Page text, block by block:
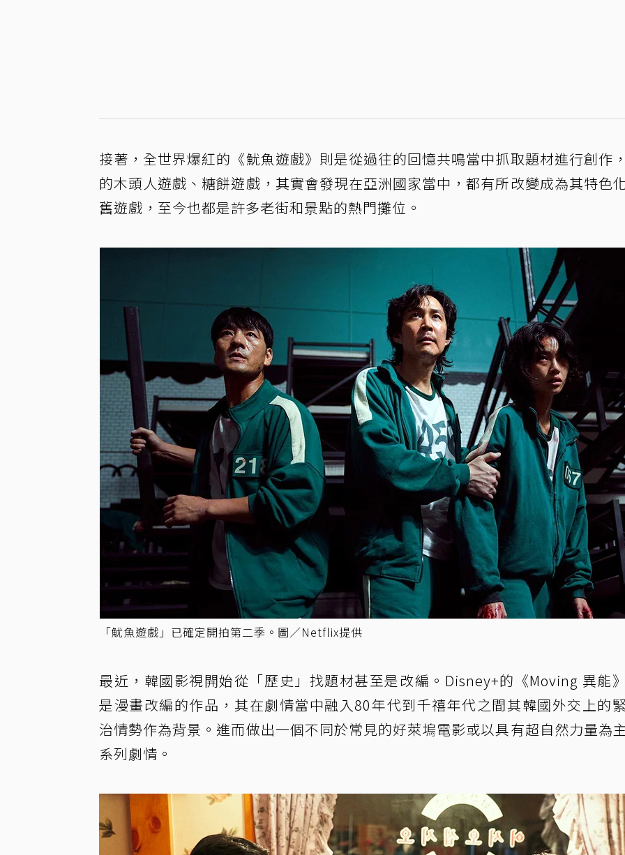
接著，全世界爆紅的《魷魚遊戲》則是從過往的回憶共鳴當中抓取題材進行創作
的木頭人遊戲、糖餅遊戲，其實會發現在亞洲國家當中，都有所改變成為其特色
舊遊戲，至今也都是許多老街和景點的熱門攤位。
「魷魚遊戲」已確定開拍第二季。圖／Netflix提供
最近，韓國影視開始從「歷史」找題材甚至是改編。Disney+的《Moving 異能
是漫畫改編的作品，其在劇情當中融入80年代到千禧年代之間其韓國外交上的
治情勢作為背景。進而做出一個不同於常見的好萊塢電影或以具有超自然力量為
系列劇情。